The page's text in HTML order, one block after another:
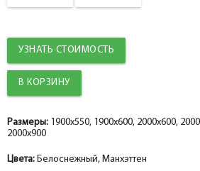
-
-
0 + шт.
Притворная планка ТЕХНО эмалит, манхэттен
УЗНАТЬ СТОИМОСТЬ
Размеры: 1900x550, 1900x600, 2000x600,
2000x900
Цвета: Белоснежный, Манхэттен